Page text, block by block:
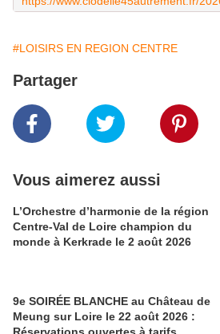
#LOISIRS EN REGION CENTRE
Partager
Vous aimerez aussi
L’Orchestre d’harmonie de la région
Centre-Val de Loire champion du
monde à Kerkrade le 2 août 2026
9e SOIRÉE BLANCHE au Château de
Meung sur Loire le 22 août 2026 :